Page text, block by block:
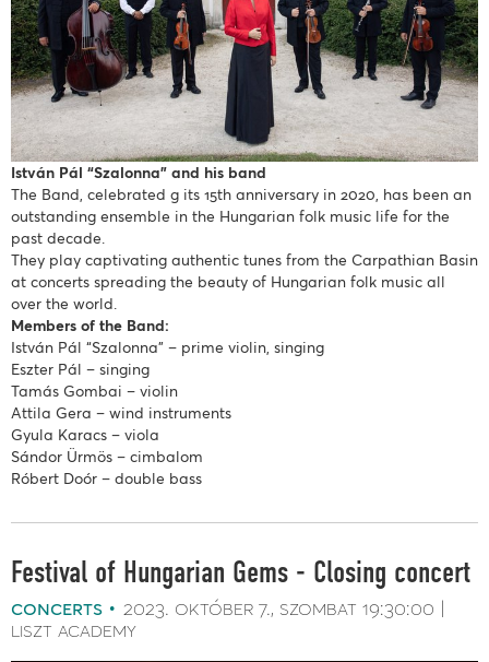
István Pál “Szalonna” and his band
The Band, celebrated g its 15th anniversary in 2020, has been an
outstanding ensemble in the Hungarian folk music life for the
past decade.
They play captivating authentic tunes from the Carpathian Basin
at concerts spreading the beauty of Hungarian folk music all
over the world.
Members of the Band:
István Pál “Szalonna” – prime violin, singing
Eszter Pál – singing
Tamás Gombai – violin
Attila Gera – wind instruments
Gyula Karacs – viola
Sándor Ürmös – cimbalom
Róbert Doór – double bass
Festival of Hungarian Gems - Closing concert
concerts 2023. október 7. szombat 19:30:00
liszt academy